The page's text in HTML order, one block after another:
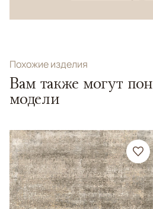
Похожие изделия
Вам также могут
модели